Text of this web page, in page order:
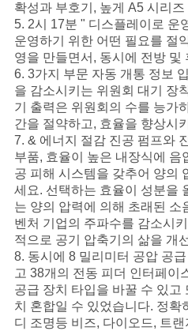
따
옴
표
를
요
구
하
십
시
오
확성과 부호기, 높게 A5 시리즈
5. 2시 17분 " 디스플레이로 운
운영하기 위한 어떤 필요를 절
영을 만들면서, 동시에 전방 및
6. 3가지 부문 자동 개통 정보
을 감소시키는 위원회 대기 장
기 출력은 위원회의 수를 능가
간을 절약하고, 효율을 향상시
7. & 에너지 절감 진공 펌프와
부품, 효율이 높은 내장식에 음
공 피해 시스템을 갖추어 양의
세요. 선택하는 효율이 성분을
는 양의 압력에 의해 초래된 소
벤처 기업의 주파수를 감소시
적으로 공기 압축기의 삶을 개
8. 동시에 8 밀리미터 공압 공
고 38개의 전동 피더 인터페이
공급 장치 타입을 바꿀 수 있고
치 혼합일 수 있었습니다. 정확
디 조명등 비즈, 다이오드, 트